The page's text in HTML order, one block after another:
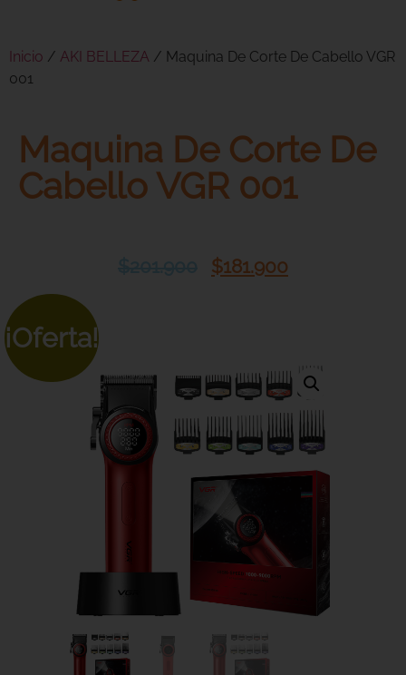
Inicio / AKI BELLEZA / Maquina De Corte De Cabello VGR
001
Maquina De Corte De
Cabello VGR 001
$181.900
¡Oferta!